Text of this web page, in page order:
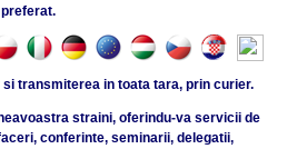
transmiterea in toata tara, prin curier.
straini, oferindu-va servicii de
conferinte, seminarii, delegatii,